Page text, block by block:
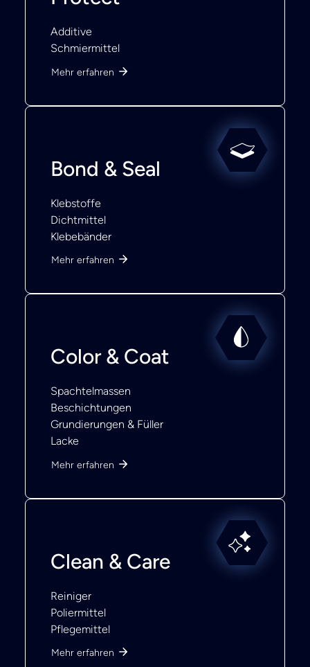
Additive
Schmiermittel
Mehr erfahren
Bond & Seal
Klebstoffe
Dichtmittel
Klebebänder
Mehr erfahren
Color & Coat
Spachtelmassen
Beschichtungen
Grundierungen & Füller
Lacke
Mehr erfahren
Clean & Care
Reiniger
Poliermittel
Pflegemittel
Mehr erfahren